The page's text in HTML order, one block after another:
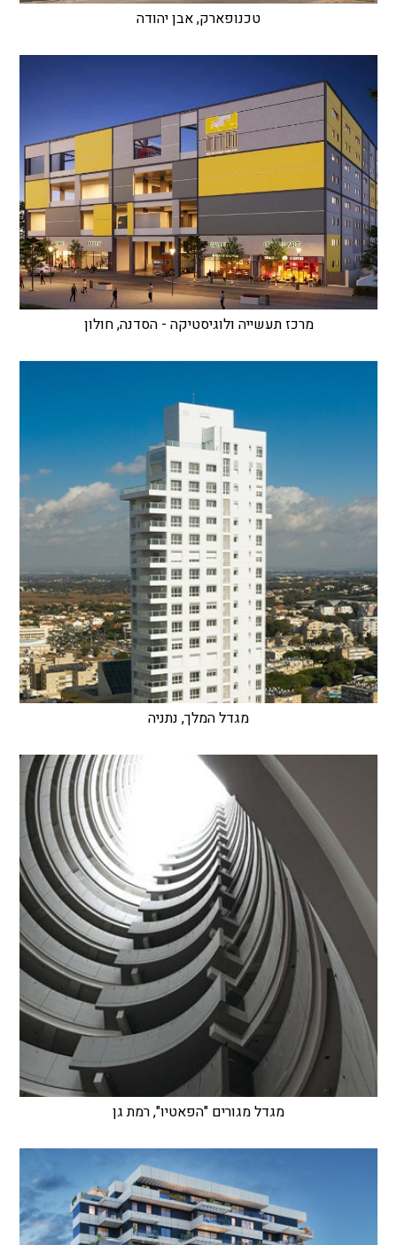
טכנופארק, אבן יהודה
מרכז תעשייה ולוגיסטיקה - הסדנה, חולון
מגדל המלך, נתניה
מגדל מגורים "הפאטיו", רמת גן